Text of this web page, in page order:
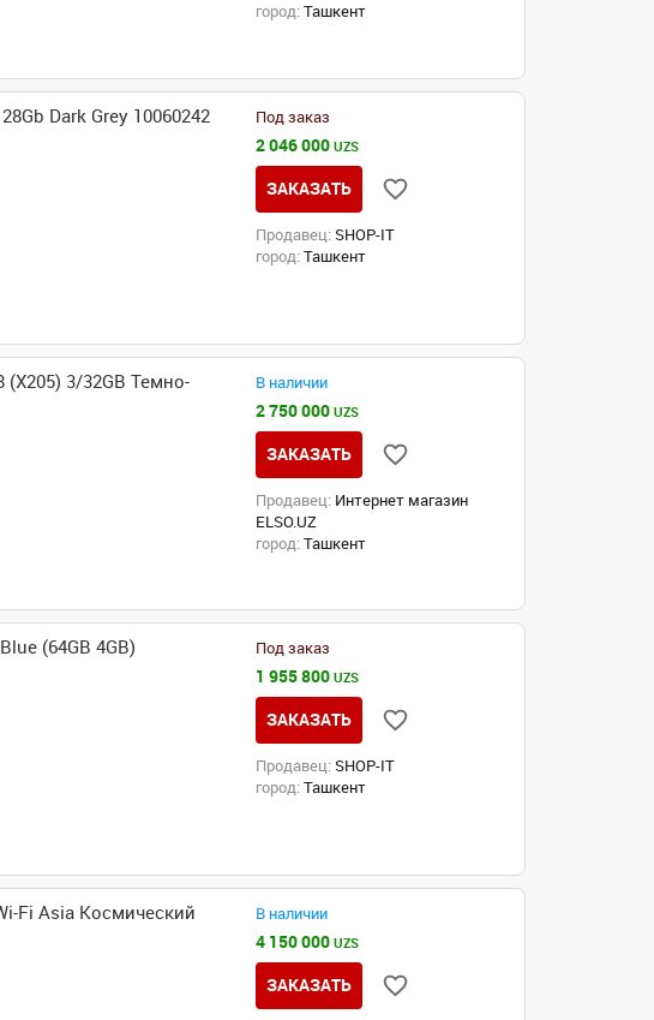
город: Ташкент
Dark Grey 10060242 Под заказ
2 046 000UZS
ЗАКАЗАТЬ
Продавец: SHOP-IT
город: Ташкент
3/32GB Темно-
В наличии
2 750 000UZS
ЗАКАЗАТЬ
Продавец: Интернет магазин
ELSO.UZ
город: Ташкент
(64GB 4GB) Под заказ
1 955 800UZS
ЗАКАЗАТЬ
Продавец: SHOP-IT
город: Ташкент
Fi Asia Космический
В наличии
4 150 000UZS
ЗАКАЗАТЬ